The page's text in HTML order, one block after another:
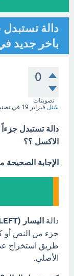
دالة
باخر جديد
0
تصويتات
سُئل فبراير 19 في
دالة تستبدل
الاكسل ؟؟
الإجابة
دالة اليسار (LEFT)
جزء من النص أو
طريق استخراج
الأصلي.